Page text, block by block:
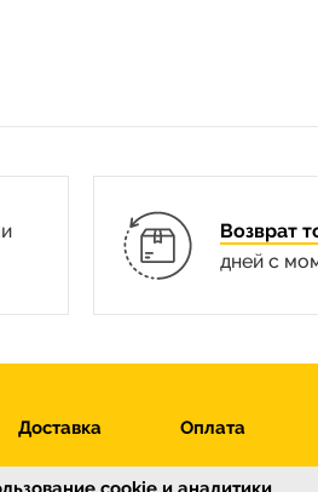
Возврат
дней с
Доставка Оплата